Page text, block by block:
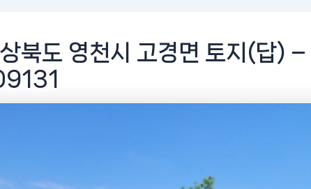
북도 영천시 고경면 토지(답)